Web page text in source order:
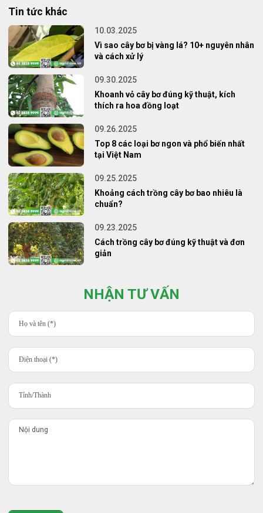
Tin tức khác
10.03.2025
Vì sao cây bơ bị vàng lá? 10+ nguyên nhân
và cách xử lý
09.30.2025
Khoanh vỏ cây bơ đúng kỹ thuật, kích
thích ra hoa đồng loạt
09.26.2025
Top 8 các loại bơ ngon và phổ biến nhất
tại Việt Nam
09.25.2025
Khoảng cách trồng cây bơ bao nhiêu là
chuẩn?
09.23.2025
Cách trồng cây bơ đúng kỹ thuật và đơn
giản
NHẬN TƯ VẤN